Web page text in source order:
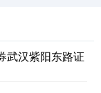
武汉紫阳东路证